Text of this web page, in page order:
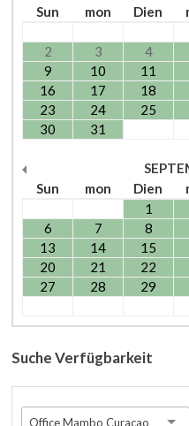
Sun
mon Dien
2
3 4
9
10 11
16
17 18
23
24 25
30
31
Sun
mon Dien
1
6
7 8
13
14 15
20
21 22
27
28 29
Suche Verfügbarkeit
Office Mambo Curacao